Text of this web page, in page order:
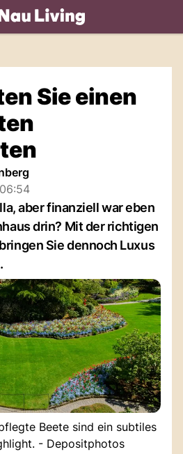
Sie einen
aber finanziell war eben
drin? Mit der richtigen
Sie dennoch Luxus
Beete sind ein subtiles
- Depositphotos